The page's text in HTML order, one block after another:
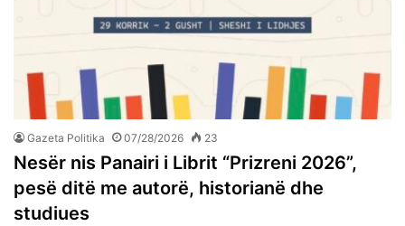
Gazeta Politika 07/28/2026 23
Nesër nis Panairi i Librit “Prizreni 2026”,
pesë ditë me autorë, historianë dhe
studiues